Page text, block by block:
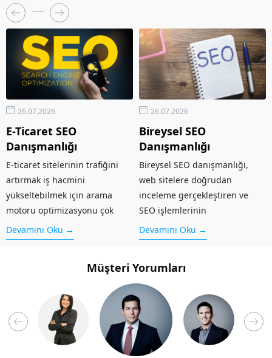
26.07.2026
E-Ticaret SEO
Danışmanlığı
E-ticaret sitelerinin trafiğini
artırmak iş hacmini
yükseltebilmek için arama
motoru optimizasyonu çok
önemlidir. E-ticaret SEO
danışmanlığı, internette varlık
kurumsal ya da bireysel
kararlarda, oluşturulacağı
pazar hacminde ve yapacağı
reklamlarda aldığı uzman...
Devamını Oku →
26.07.2026
Bireysel SEO
Danışmanlığı
Bireysel SEO danışmanlığı,
web sitelere doğrudan
inceleme gerçekleştiren ve
SEO işlemlerinin
gerçekleştirilmesini sağlayan
danışmanlıktır. Bu danışmanlık
sitenizde bulunan hatalar ve
eksikler bulunur. Daha sonra
hem yazılımsal hem de
içeriksel problemler ortadan...
Devamını Oku →
Müşteri Yorumları